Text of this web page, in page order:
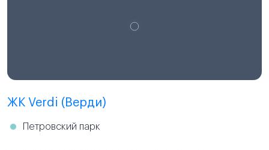
ЖК Verdi (Верди)
Петровский парк